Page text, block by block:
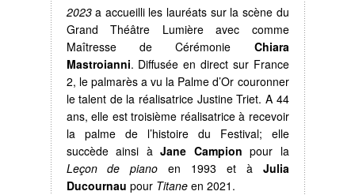
2023a accueilli les lauréats sur la scène du
Grand Théâtre Lumière avec comme
Maîtresse de Cérémonie Chiara
Mastroianni. Diffusée en direct sur France
2, le palmarès a vu la Palme d’Or couronner
le talent de la réalisatrice Justine Triet. A 44
ans, elle est troisième réalisatrice à recevoir
la palme de l’histoire du Festival; elle
succède ainsi à Jane Campion pour la
Leçon de piano en 1993 et à Julia
Ducournau pour Titaneen 2021.